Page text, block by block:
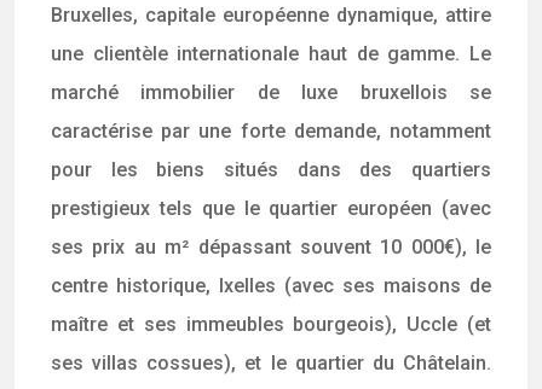
Bruxelles, capitale européenne dynamique, attire
une clientèle internationale haut de gamme. Le
marché immobilier de luxe bruxellois se
caractérise par une forte demande, notamment
pour les biens situés dans des quartiers
prestigieux tels que le quartier européen (avec
ses prix au m² dépassant souvent 10 000€), le
centre historique, Ixelles (avec ses maisons de
maître et ses immeubles bourgeois), Uccle (et
ses villas cossues), et le quartier du Châtelain.